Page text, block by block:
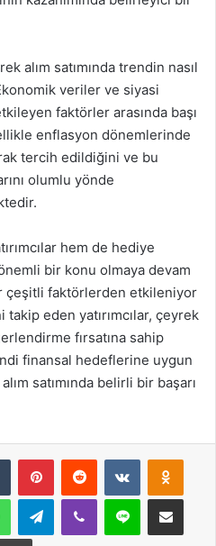
alım satımında trendin nasıl
veriler ve siyasi
faktörler arasında başı
enflasyon dönemlerinde
tercih edildiğini ve bu
olumlu yönde
hem de hediye
bir konu olmaya devam
çeşitli faktörlerden etkileniyor
eden yatırımcılar, çeyrek
fırsatına sahip
finansal hedeflerine uygun
satımında belirli bir başarı
Tumblr PinterestReddit VKontakte
WhatsAppTelegramViber Line E-Posta ile
Yazdır